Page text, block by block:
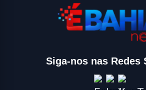
Siga-nos nas Redes